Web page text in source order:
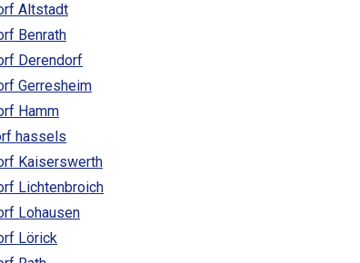
Altstadt
Benrath
Derendorf
Gerresheim
Hamm
hassels
Kaiserswerth
Lichtenbroich
Lohausen
Lörick